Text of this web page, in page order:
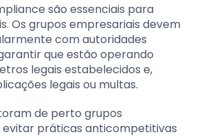
são essenciais para
Os grupos empresariais devem
com autoridades
que estão operando
legais estabelecidos e,
legais ou multas.
de perto grupos
práticas anticompetitivas